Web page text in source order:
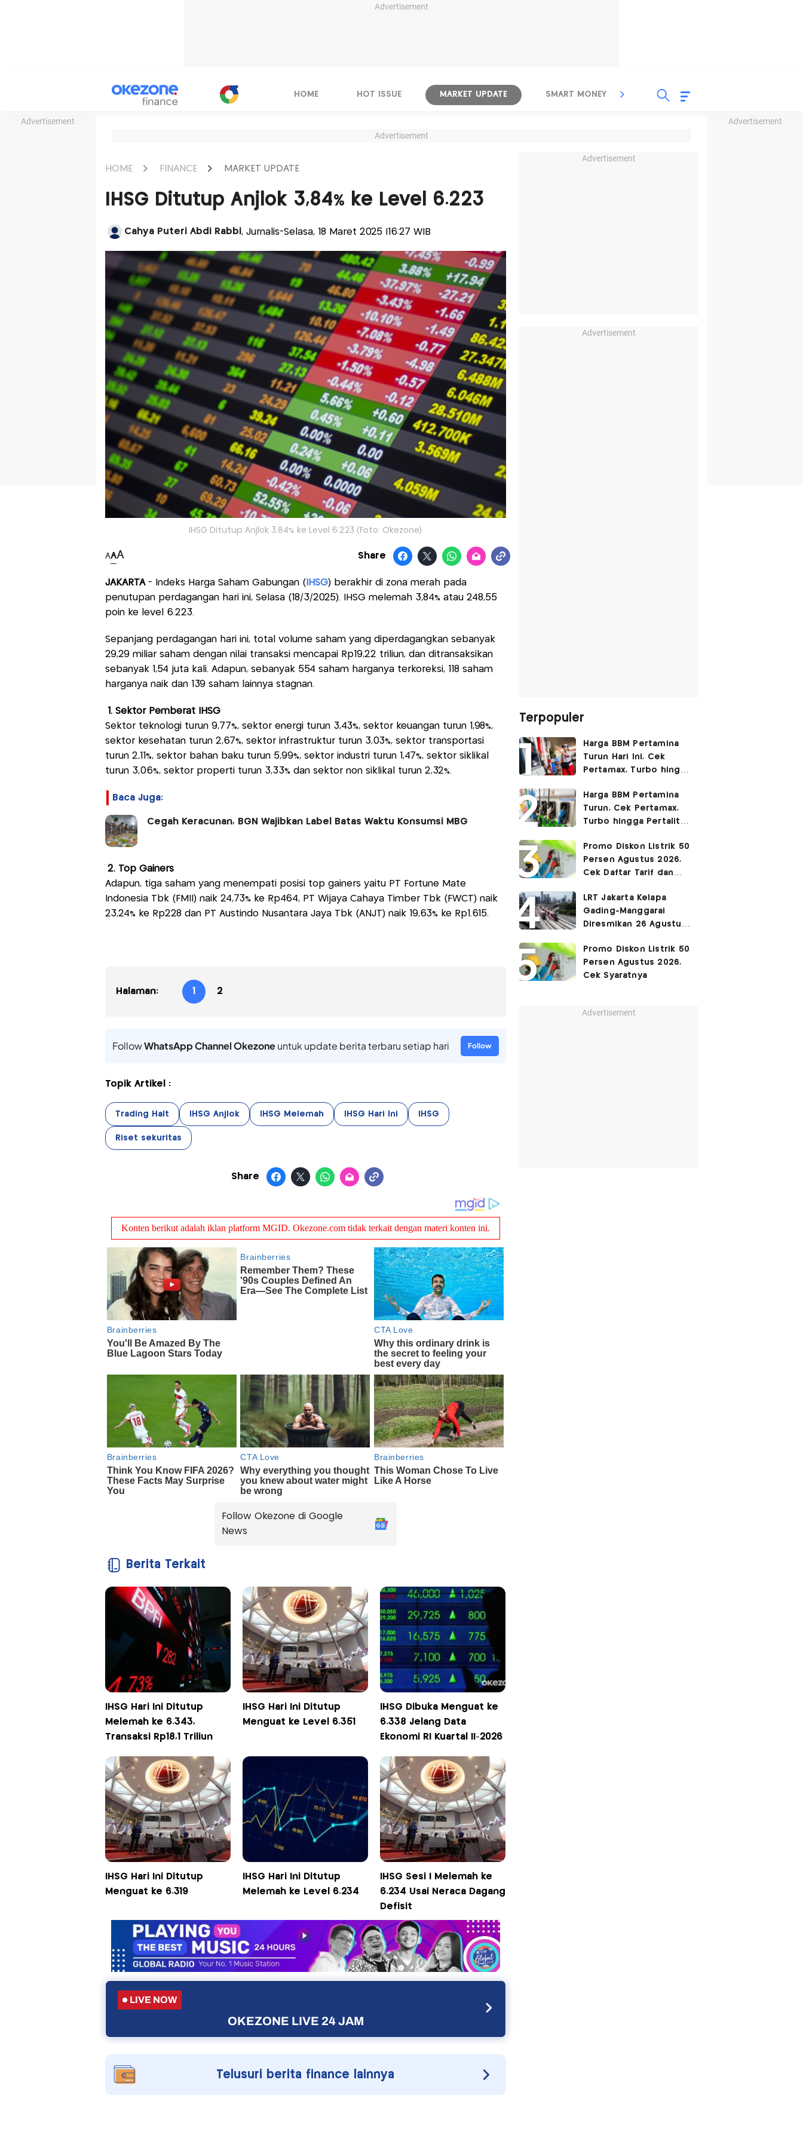
Advertisement
Advertisement Advertisement
HOME HOT ISSUE MARKET UPDATE SMART MONEY INSPIRASI BISNIS
Advertisement
HOME FINANCE MARKET UPDATE
IHSG Ditutup Anjlok 3,84% ke Level 6.223
Cahya Puteri Abdi Rabbi, Jurnalis-Selasa, 18 Maret 2025 |16:27 WIB
IHSG Ditutup Anjlok 3,84% ke Level 6.223 (Foto: Okezone)
AAA Share
JAKARTA - Indeks Harga Saham Gabungan ( IHSG) berakhir di zona merah pada
penutupan perdagangan hari ini, Selasa (18/3/2025). IHSG melemah 3,84% atau 248,55
poin ke level 6.223.
Sepanjang perdagangan hari ini, total volume saham yang diperdagangkan sebanyak
29,29 miliar saham dengan nilai transaksi mencapai Rp19,22 triliun, dan ditransaksikan
sebanyak 1,54 juta kali. Adapun, sebanyak 554 saham harganya terkoreksi, 118 saham
harganya naik dan 139 saham lainnya stagnan.
1. Sektor Pemberat IHSG
Sektor teknologi turun 9,77%, sektor energi turun 3,43%, sektor keuangan turun 1,98%,
sektor kesehatan turun 2,67%, sektor infrastruktur turun 3,03%, sektor transportasi
turun 2,11%, sektor bahan baku turun 5,99%, sektor industri turun 1,47%, sektor siklikal
turun 3,06%, sektor properti turun 3,33% dan sektor non siklikal turun 2,32%.
Baca Juga:
Cegah Keracunan, BGN Wajibkan Label Batas Waktu Konsumsi MBG
2. Top Gainers
Adapun, tiga saham yang menempati posisi top gainers yaitu PT Fortune Mate
Indonesia Tbk (FMII) naik 24,73% ke Rp464, PT Wijaya Cahaya Timber Tbk (FWCT) naik
23,24% ke Rp228 dan PT Austindo Nusantara Jaya Tbk (ANJT) naik 19,63% ke Rp1.615.
Halaman: 1 2
FollowWhatsApp Channel Okezoneuntuk update berita terbaru setiap hari Follow
Topik Artikel :
Trading Halt IHSG Anjlok IHSG Melemah IHSG Hari Ini IHSG
Riset sekuritas
Share
Follow Okezone di Google
News
Berita Terkait
IHSG Hari Ini Ditutup
Melemah ke 6.343,
Transaksi Rp18,1 Triliun
IHSG Hari Ini Ditutup
Menguat ke Level 6.351
IHSG Dibuka Menguat ke
6.338 Jelang Data
Ekonomi RI Kuartal II-2026
IHSG Hari Ini Ditutup
Menguat ke 6.319
IHSG Hari Ini Ditutup
Melemah ke Level 6.234
IHSG Sesi I Melemah ke
6.234 Usai Neraca Dagang
Defisit
LIVE NOW
OKEZONE LIVE 24 JAM
Telusuri berita finance lainnya
Advertisement
Advertisement
Terpopuler
Harga BBM Pertamina
Turun Hari Ini, Cek
Pertamax, Turbo hingga
2026
Harga BBM Pertamina
Turun, Cek Pertamax,
Turbo hingga Pertalite
Promo Diskon Listrik 50
Persen Agustus 2026,
Cek Daftar Tarif dan
LRT Jakarta Kelapa
Gading-Manggarai
Diresmikan 26 Agustus
Promo Diskon Listrik 50
Persen Agustus 2026,
Cek Syaratnya
Advertisement